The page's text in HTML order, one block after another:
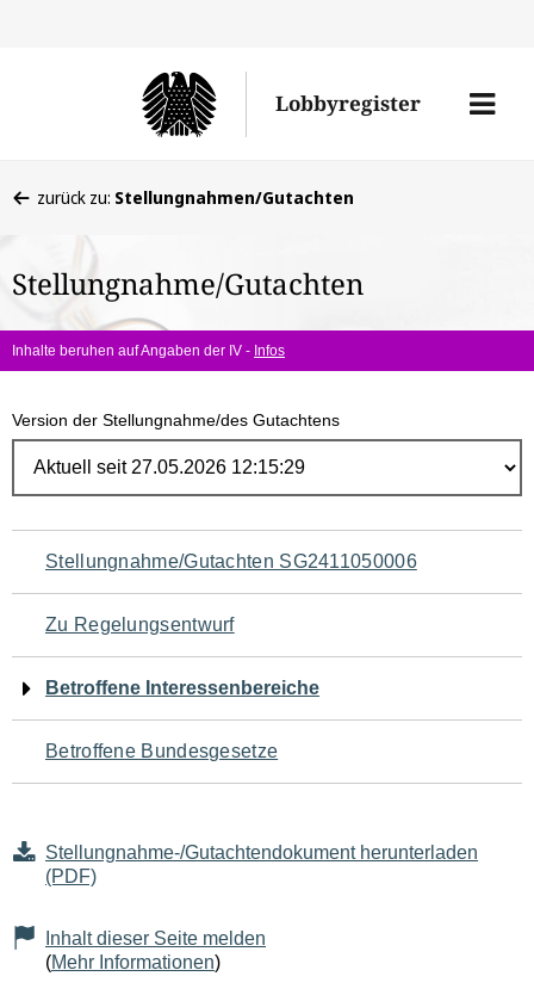
Lobbyregister
Menü
befinden
hier:
zurück zu: Stellungnahmen/Gutachten
Stellungnahme/Gutachten
Inhalte beruhen auf Angaben der IV - Infos
Version der Stellungnahme/des Gutachtens
Navigation
für
den
Seiteninhalt
Stellungnahme/Gutachten SG2411050006
Zu Regelungsentwurf
Betroffene Interessenbereiche
Betroffene Bundesgesetze
Stellungnahme-/Gutachtendokument herunterladen
(PDF)
Inhalt dieser Seite melden
(Mehr Informationen)